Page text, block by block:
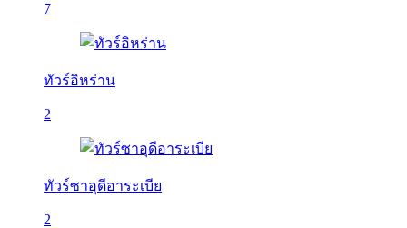
7
ทัวร์อิหร่าน
2
ทัวร์ซาอุดีอาระเบีย
2